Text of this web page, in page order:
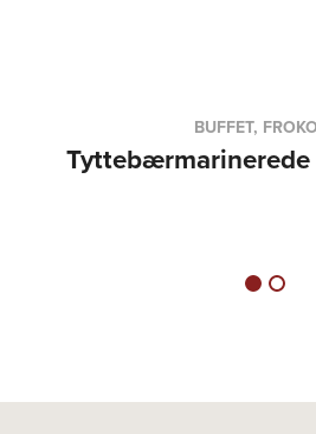
BUFFET,